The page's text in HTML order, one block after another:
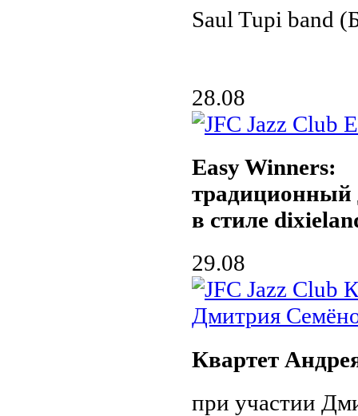
Saul Tupi band
28.08
Easy Winners:
традиционный
в стиле
29.08
Квартет
при участии